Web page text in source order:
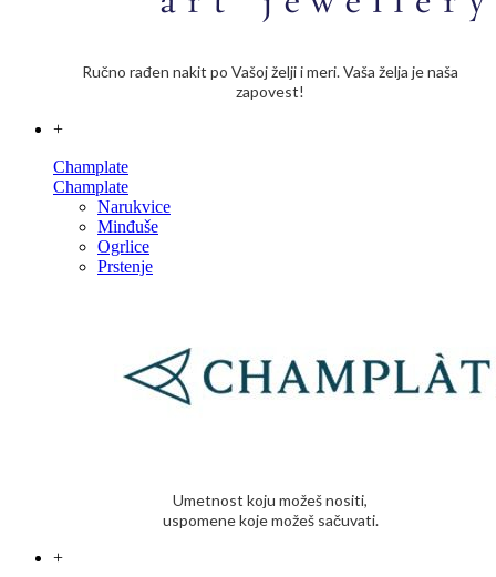
Ručno rađen nakit po Vašoj želji i meri. Vaša želja je naša
zapovest!
+
Champlate
Champlate
Narukvice
Minđuše
Ogrlice
Prstenje
Umetnost koju možeš nositi,
uspomene koje možeš sačuvati.
+